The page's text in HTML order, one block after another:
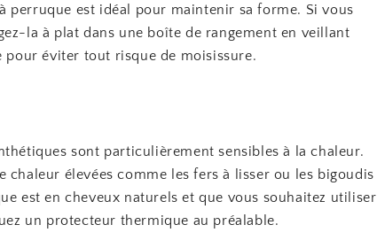
perruque est idéal pour maintenir sa forme. Si vous
la à plat dans une boîte de rangement en veillant
pour éviter tout risque de moisissure.
sont particulièrement sensibles à la chaleur.
chaleur élevées comme les fers à lisser ou les bigoudis
est en cheveux naturels et que vous souhaitez utiliser
un protecteur thermique au préalable.